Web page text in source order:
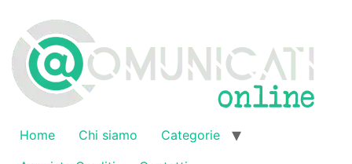
contenuto
Home Chi siamo
Categorie